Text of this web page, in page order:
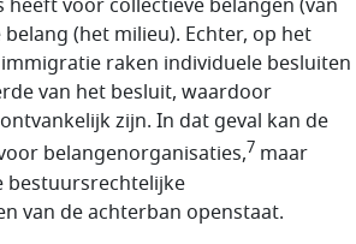
voor collectieve belangen (van
(het milieu). Echter, op het
raken individuele besluiten
van het besluit, waardoor
zijn. In dat geval kan de
belangenorganisaties,7 maar
bestuursrechtelijke
van de achterban openstaat.